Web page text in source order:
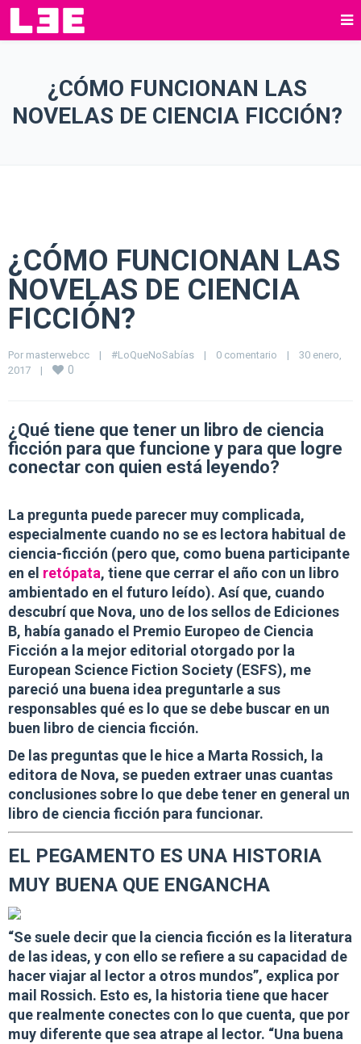
¿CÓMO FUNCIONAN LAS
NOVELAS DE CIENCIA FICCIÓN?
¿CÓMO FUNCIONAN LAS
NOVELAS DE CIENCIA
FICCIÓN?
Por masterwebcc | #LoQueNoSabías | 0 comentario |
30 enero,
2017 | 0
¿Qué tiene que tener un libro de ciencia
ficción para que funcione y para que logre
conectar con quien está leyendo?
La pregunta puede parecer muy complicada,
especialmente cuando no se es lectora habitual de
ciencia-ficción (pero que, como buena participante
en el retópata, tiene que cerrar el año con un libro
ambientado en el futuro leído). Así que, cuando
descubrí que Nova, uno de los sellos de Ediciones
B, había ganado el Premio Europeo de Ciencia
Ficción a la mejor editorial otorgado por la
European Science Fiction Society (ESFS), me
pareció una buena idea preguntarle a sus
responsables qué es lo que se debe buscar en un
buen libro de ciencia ficción.
De las preguntas que le hice a Marta Rossich, la
editora de Nova, se pueden extraer unas cuantas
conclusiones sobre lo que debe tener en general un
libro de ciencia ficción para funcionar.
EL PEGAMENTO ES UNA HISTORIA
MUY BUENA QUE ENGANCHA
“Se suele decir que la ciencia ficción es la literatura
de las ideas, y con ello se refiere a su capacidad de
hacer viajar al lector a otros mundos”, explica por
mail Rossich. Esto es, la historia tiene que hacer
que realmente conectes con lo que cuenta, que por
muy diferente que sea atrape al lector. “Una buena